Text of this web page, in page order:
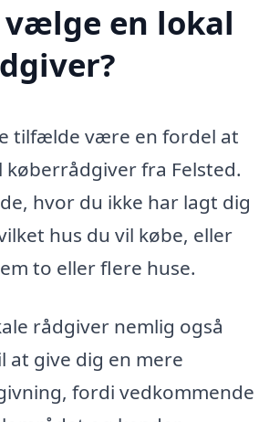
en lokal
tilfælde være en fordel at
fra Felsted.
hvor du ikke har lagt dig
hus du vil købe, eller
to eller flere huse.
rådgiver nemlig også
at give dig en mere
fordi vedkommende